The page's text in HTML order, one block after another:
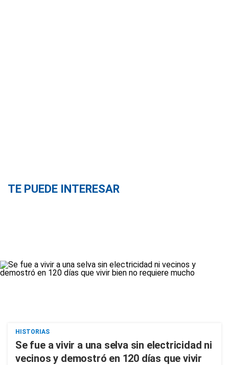
TE PUEDE INTERESAR
HISTORIAS
Se fue a vivir a una selva sin electricidad ni
vecinos y demostró en 120 días que vivir